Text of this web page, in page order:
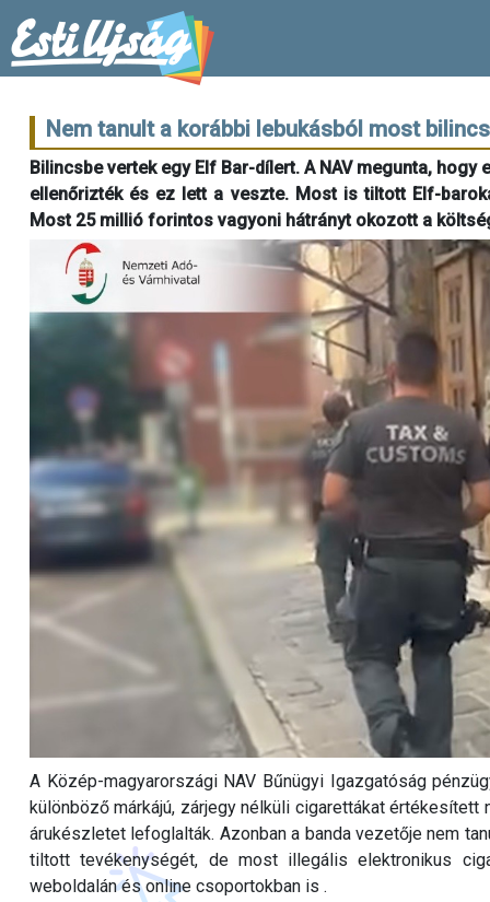
Nem tanult a korábbi lebukásból most
Bilincsbe vertek egy Elf Bar-dílert. A NAV megunta,
ellenőrizték és ez lett a veszte. Most is tiltott Elf-
Most 25 millió forintos vagyoni hátrányt okozott a
A Közép-magyarországi NAV Bűnügyi Igazgatóság
különböző márkájú, zárjegy nélküli cigarettákat
árukészletet lefoglalták. Azonban a banda vezetője nem
tiltott tevékenységét, de most illegális elektronikus
weboldalán és online csoportokban is .